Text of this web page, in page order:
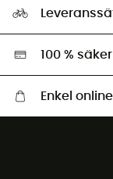
Ambassadörer
Miljöanpassat urval
100 %
Enkel
Gratis retur inom